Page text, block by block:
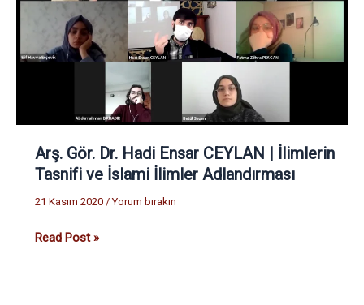
Arş. Gör. Dr. Hadi Ensar CEYLAN | İlimlerin
Tasnifi ve İslami İlimler Adlandırması
21 Kasım 2020 /Yorum bırakın
Hadi
CEYLAN
|
ve
İlimler
Adlandırması
Read Post »